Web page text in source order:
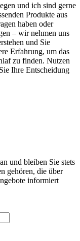
und ich sind gerne
Produkte aus
haben oder
– wir nehmen uns
und Sie
Erfahrung, um das
zu finden. Nutzen
Ihre Entscheidung
und bleiben Sie stets
gehören, die über
informiert